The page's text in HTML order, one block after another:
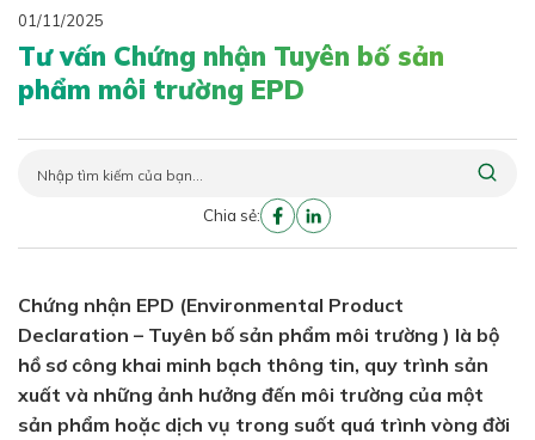
01/11/2025
Tư vấn Chứng nhận Tuyên bố sản
phẩm môi trường EPD
Chia sẻ:
Chứng nhận EPD (Environmental Product
Declaration – Tuyên bố sản phẩm môi trường ) là bộ
hồ sơ công khai minh bạch thông tin, quy trình sản
xuất và những ảnh hưởng đến môi trường của một
sản phẩm hoặc dịch vụ trong suốt quá trình vòng đời